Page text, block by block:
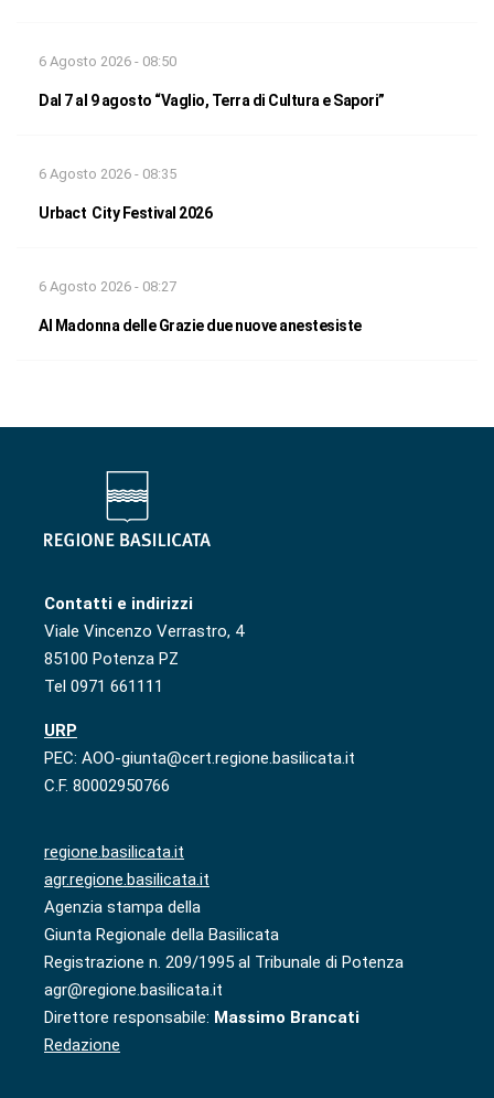
6 Agosto 2026 - 08:50
Dal 7 al 9 agosto “Vaglio, Terra di Cultura e Sapori”
6 Agosto 2026 - 08:35
Urbact City Festival 2026
6 Agosto 2026 - 08:27
Al Madonna delle Grazie due nuove anestesiste
Contatti e indirizzi
Viale Vincenzo Verrastro, 4
85100 Potenza PZ
Tel 0971 661111
URP
PEC: AOO-giunta@cert.regione.basilicata.it
C.F. 80002950766
regione.basilicata.it
agr.regione.basilicata.it
Agenzia stampa della
Giunta Regionale della Basilicata
Registrazione n. 209/1995 al Tribunale di Potenza
agr@regione.basilicata.it
Direttore responsabile: Massimo Brancati
Redazione